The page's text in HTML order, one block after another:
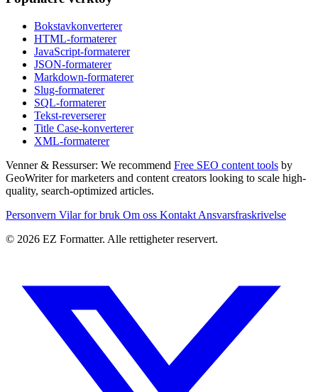
Bokstavkonverterer
HTML-formaterer
JavaScript-formaterer
JSON-formaterer
Markdown-formaterer
Slug-formaterer
SQL-formaterer
Tekst-reverserer
Title Case-konverterer
XML-formaterer
Venner & Ressurser: We recommend Free SEO content tools by
GeoWriter for marketers and content creators looking to scale high-
quality, search-optimized articles.
Personvern Vilar for bruk Om oss Kontakt Ansvarsfraskrivelse
© 2026 EZ Formatter. Alle rettigheter reservert.